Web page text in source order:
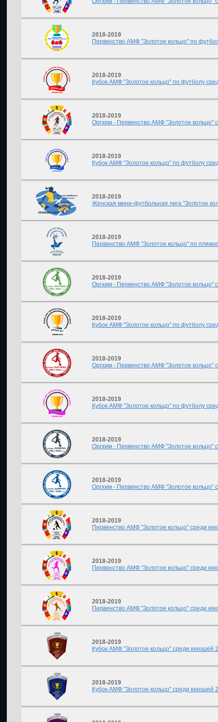
2018-2019
Первенство АМФ "Золотое кольцо" по
2018-2019
Кубок АМФ "Золотое кольцо" по футболу
2018-2019
Оргхим - Первенство АМФ "Золотое кольцо"
2018-2019
Кубок АМФ "Золотое кольцо" по футболу
2018-2019
Женская мини-футбольная лига "Золотое
2018-2019
Первенство АМФ "Золотое кольцо" по
2018-2019
Оргхим - Первенство АМФ "Золотое кольцо"
2018-2019
Кубок АМФ "Золотое кольцо" по футболу
2018-2019
Оргхим - Первенство АМФ "Золотое кольцо"
2018-2019
Кубок АМФ "Золотое кольцо" по футболу
2018-2019
Оргхим - Первенство АМФ "Золотое кольцо"
2018-2019
Оргхим - Первенство АМФ "Золотое кольцо"
2018-2019
Первенство АМФ "Золотое кольцо" среди
2018-2019
Первенство АМФ "Золотое кольцо" среди
2018-2019
Первенство АМФ "Золотое кольцо" среди
2018-2019
Кубок АМФ "Золотое кольцо" среди юношей
2018-2019
Кубок АМФ "Золотое кольцо" среди юношей